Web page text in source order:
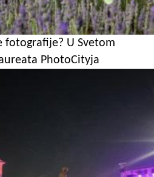
fotografije? U Svetom
PhotoCityja